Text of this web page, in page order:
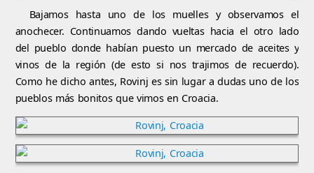
Bajamos hasta uno de los muelles y observamos el
anochecer. Continuamos dando vueltas hacia el otro lado
del pueblo donde habían puesto un mercado de aceites y
vinos de la región (de esto si nos trajimos de recuerdo).
Como he dicho antes, Rovinj es sin lugar a dudas uno de los
pueblos más bonitos que vimos en Croacia.